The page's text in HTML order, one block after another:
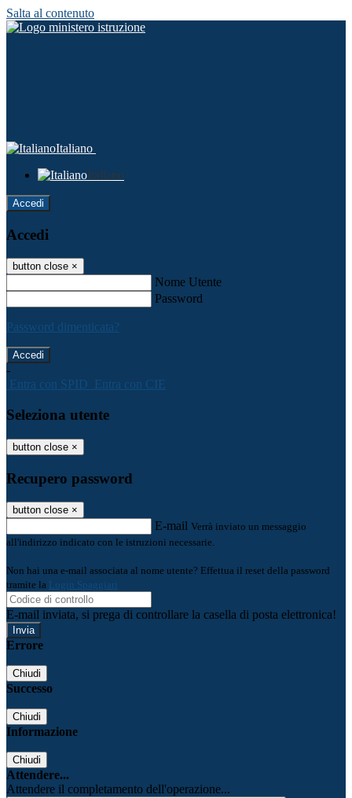
Salta al contenuto
Italiano
Italiano
Accedi
Accedi
button close ×
Nome Utente
Password
Password dimenticata?
-
Entra con SPID Entra con CIE
Seleziona utente
button close ×
Recupero password
button close ×
E-mail Verrà inviato un messaggio
all'indirizzo indicato con le istruzioni necessarie.
Non hai una e-mail associata al nome utente? Effettua il reset della password
tramite la Login Spaggiari
E-mail inviata, si prega di controllare la casella di posta elettronica!
Errore
Chiudi
Successo
Chiudi
Informazione
Chiudi
Attendere...
Attendere il completamento dell'operazione...